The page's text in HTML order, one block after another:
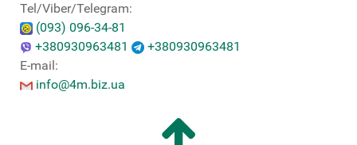
Tel/Viber/Telegram:
(093) 096-34-81
+380930963481
+380930963481
E-mail:
info@4m.biz.ua